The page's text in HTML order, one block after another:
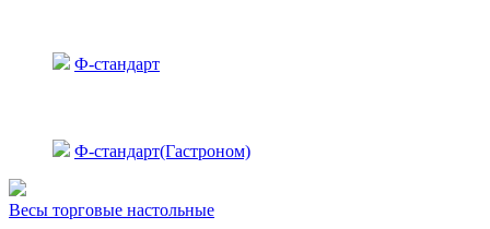
Ф-стандарт
Ф-стандарт(Гастроном)
Весы торговые настольные